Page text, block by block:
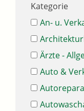
Kategorie
An- u.
Ärzte -
Auto &